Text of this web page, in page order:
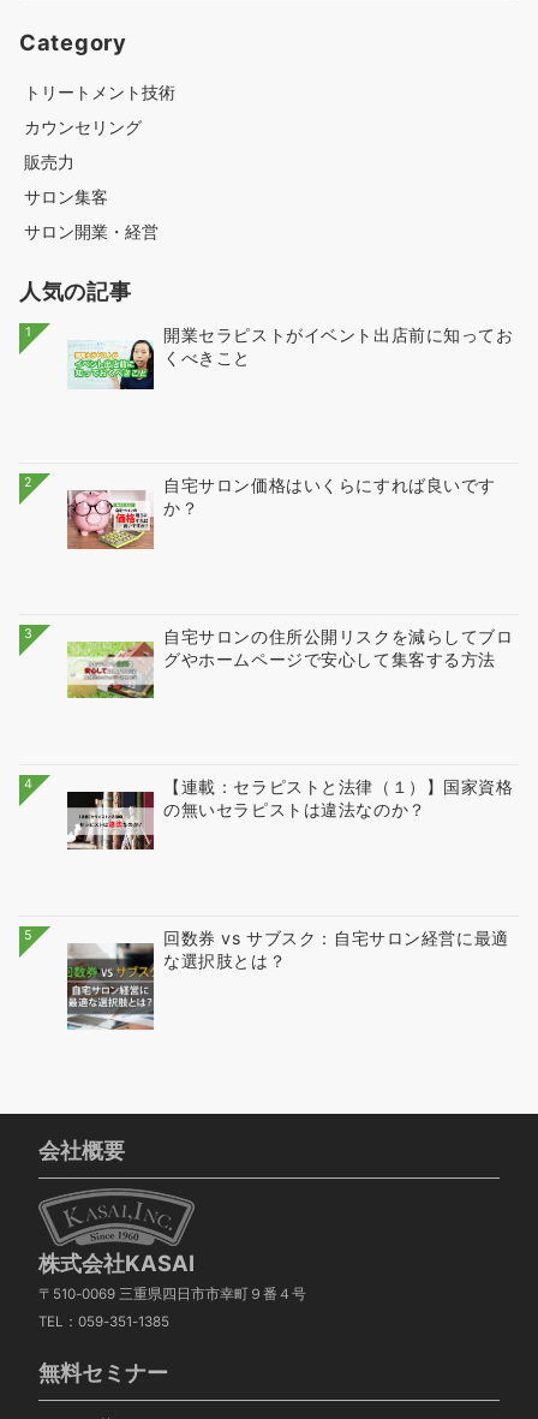
Category
トリートメント技術
カウンセリング
販売力
サロン集客
サロン開業・経営
人気の記事
1
開業セラピストがイベント出店前に知ってお
くべきこと
2
自宅サロン価格はいくらにすれば良いです
か？
3
自宅サロンの住所公開リスクを減らしてブロ
グやホームページで安心して集客する方法
4
【連載：セラピストと法律（１）】国家資格
の無いセラピストは違法なのか？
5
回数券 vs サブスク：自宅サロン経営に最適
な選択肢とは？
会社概要
株式会社KASAI
〒510-0069 三重県四日市市幸町９番４号
TEL：059-351-1385
無料セミナー